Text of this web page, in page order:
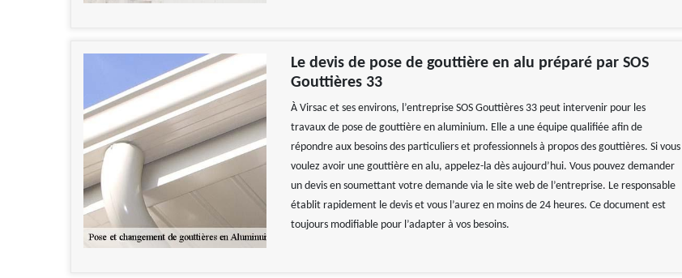
Le devis de pose de gouttière en alu préparé par SOS
Gouttières 33
À Virsac et ses environs, l’entreprise SOS Gouttières 33 peut intervenir pour les
travaux de pose de gouttière en aluminium. Elle a une équipe qualifiée afin de
répondre aux besoins des particuliers et professionnels à propos des gouttières. Si vous
voulez avoir une gouttière en alu, appelez-la dès aujourd’hui. Vous pouvez demander
un devis en soumettant votre demande via le site web de l’entreprise. Le responsable
établit rapidement le devis et vous l’aurez en moins de 24 heures. Ce document est
toujours modifiable pour l’adapter à vos besoins.